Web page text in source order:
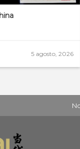
5 agosto, 2026